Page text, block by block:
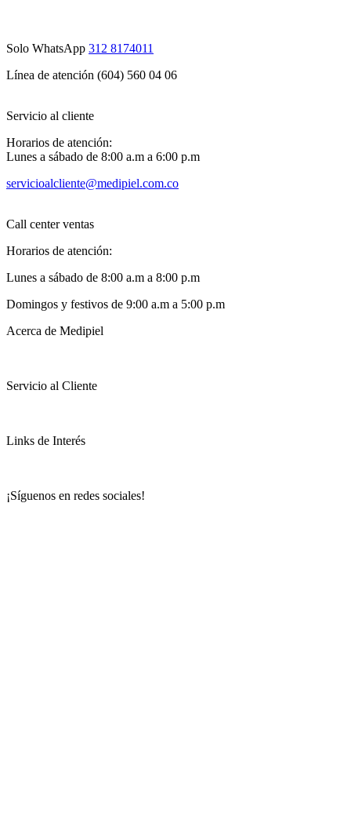
Solo WhatsApp 312 8174011
Línea de atención (604) 560 04 06
Servicio al cliente
Horarios de atención:
Lunes a sábado de 8:00 a.m a 6:00 p.m
servicioalcliente@medipiel.com.co
Call center ventas
Horarios de atención:
Lunes a sábado de 8:00 a.m a 8:00 p.m
Domingos y festivos de 9:00 a.m a 5:00 p.m
Acerca de Medipiel
Servicio al Cliente
Links de Interés
¡Síguenos en redes sociales!